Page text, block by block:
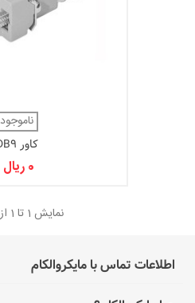
ناموجود
کاور DB9
0 ریال
نمایش 1 تا 1 از 1 مورد
اطلاعات تماس با مایکروالکام